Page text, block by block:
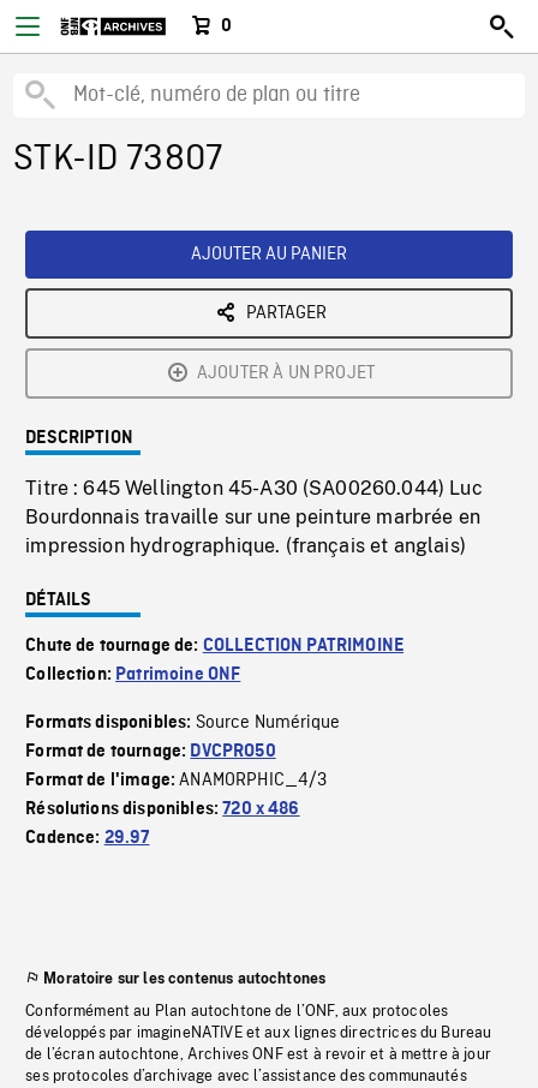
0
STK-ID 73807
AJOUTER AU PANIER
PARTAGER
AJOUTER À UN PROJET
DESCRIPTION
Titre : 645 Wellington 45-A30 (SA00260.044) Luc
Bourdonnais travaille sur une peinture marbrée en
impression hydrographique. (français et anglais)
DÉTAILS
Chute de tournage de: COLLECTION PATRIMOINE
Collection: Patrimoine ONF
Formats disponibles: Source Numérique
Format de tournage: DVCPRO50
Format de l'image:ANAMORPHIC_4/3
Résolutions disponibles:720 x 486
Cadence: 29.97
Moratoire sur les contenus autochtones
Conformément au Plan autochtone de l’ONF, aux protocoles
développés par imagineNATIVE et aux lignes directrices du Bureau
de l’écran autochtone, Archives ONF est à revoir et à mettre à jour
ses protocoles d’archivage avec l’assistance des communautés